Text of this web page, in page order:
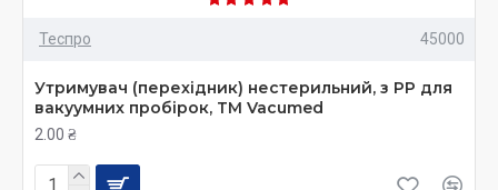
Теспро 45000
Утримувач (перехідник) нестерильний, з РР для
вакуумних пробірок, ТМ Vacumed
2.00 ₴